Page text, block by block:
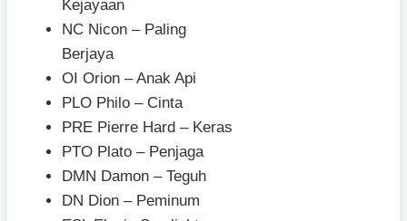
Kejayaan
NC Nicon – Paling
Berjaya
OI Orion – Anak Api
PLO Philo – Cinta
PRE Pierre Hard – Keras
PTO Plato – Penjaga
DMN Damon – Teguh
DN Dion – Peminum